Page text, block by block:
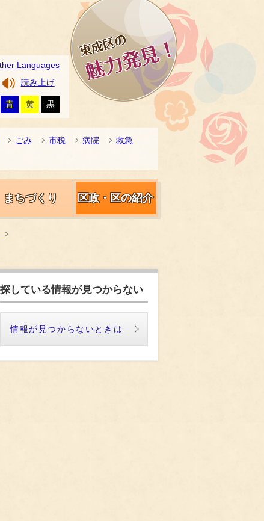
Languages
読み上げ
青 黄 黒
ごみ 市税 病院
救急
まちづくり 区政・区の紹介
探している情報が見つからない
情報が見つからないときは